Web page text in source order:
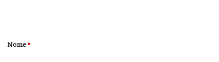
r
Nome*